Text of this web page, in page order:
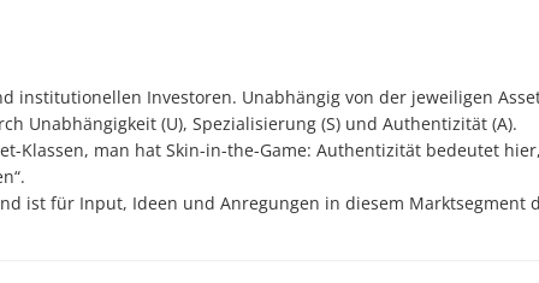
Investoren. Unabhängig von der jeweiligen
Unabhängigkeit (U), Spezialisierung (S) und Authentizität (A).
man hat Skin-in-the-Game: Authentizität bedeutet
ist für Input, Ideen und Anregungen in diesem Marktsegment